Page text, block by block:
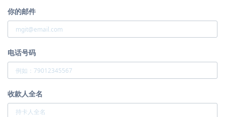
你的邮件
电话号码
收款人全名